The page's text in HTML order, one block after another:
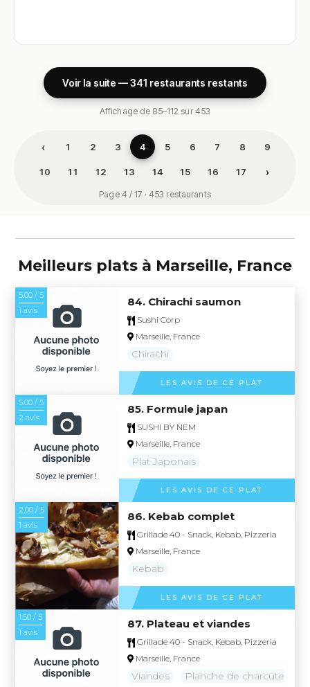
Voir la suite — 341 restaurants restants
Affichage de 85–112 sur 453
‹ 1 2 3 4 5 6 7 8 9
10 11 12 13 14 15 16 17 ›
Page 4 / 17 · 453 restaurants
Meilleurs plats à Marseille, France
5.00 / 5
1 avis
84. Chirachi saumon
Sushi Corp
Marseille, France
Chirachi
LES AVIS DE CE PLAT
5.00 / 5
2 avis
85. Formule japan
SUSHI BY NEM
Marseille, France
Plat Japonais
LES AVIS DE CE PLAT
2.00 / 5
1 avis
86. Kebab complet
Grillade 40 - Snack, Kebab, Pizzeria
Marseille, France
Kebab
LES AVIS DE CE PLAT
1.50 / 5
1 avis
87. Plateau et viandes
Grillade 40 - Snack, Kebab, Pizzeria
Marseille, France
Viandes Planche de charcuterie